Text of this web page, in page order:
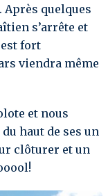
Après quelques
s’arrête et
fort
viendra même
et nous
haut de ses un
clôturer et un